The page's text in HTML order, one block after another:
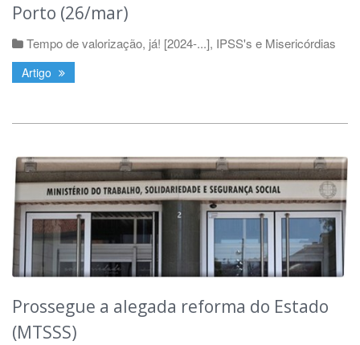
Porto (26/mar)
Tempo de valorização, já! [2024-...], IPSS's e Misericórdias
Artigo
Prossegue a alegada reforma do Estado
(MTSSS)